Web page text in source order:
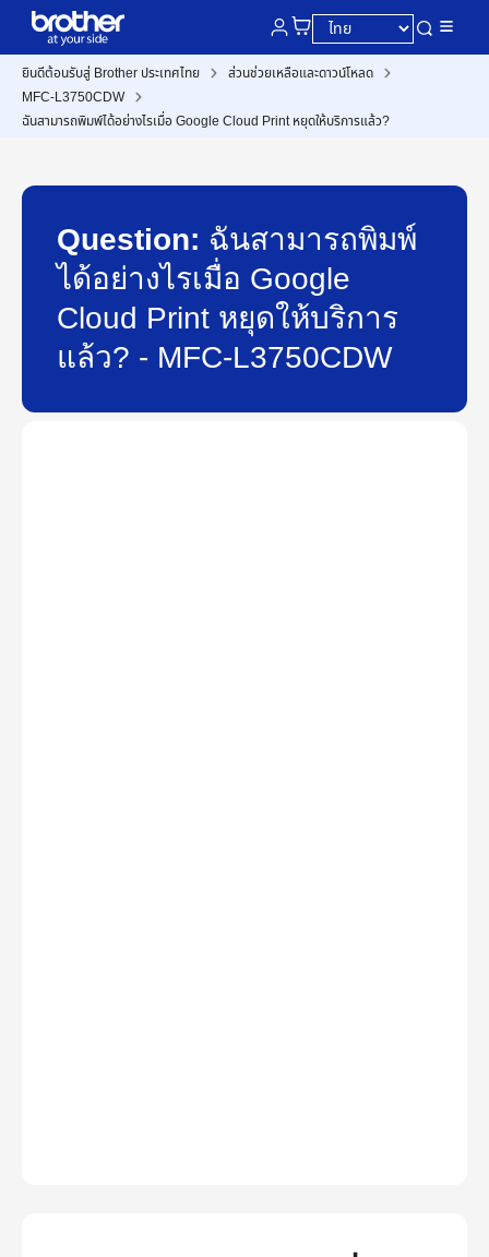
ยินดีต้อนรับสู่ Brother ประเทศไทย
ส่วนช่วยเหลือและดาวน์โหลด
MFC-L3750CDW
ฉันสามารถพิมพ์ได้อย่างไรเมื่อ Google Cloud Print หยุดให้บริการแล้ว?
Question: ฉันสามารถพิมพ์
ได้อย่างไรเมื่อ Google
Cloud Print หยุดให้บริการ
แล้ว? - MFC-L3750CDW